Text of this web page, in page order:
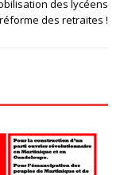
des lycéens
des retraites !